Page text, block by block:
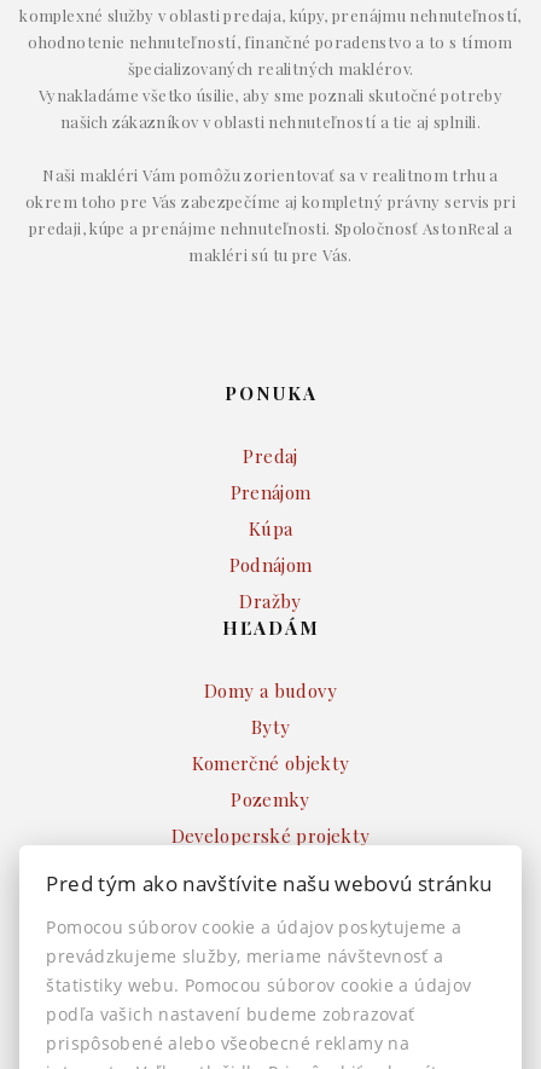
komplexné služby v oblasti predaja, kúpy, prenájmu nehnuteľností,
ohodnotenie nehnuteľností, finančné poradenstvo a to s tímom
špecializovaných realitných maklérov.
Vynakladáme všetko úsilie, aby sme poznali skutočné potreby
našich zákazníkov v oblasti nehnuteľností a tie aj splnili.
Naši makléri Vám pomôžu zorientovať sa v realitnom trhu a
okrem toho pre Vás zabezpečíme aj kompletný právny servis pri
predaji, kúpe a prenájme nehnuteľnosti. Spoločnosť AstonReal a
makléri sú tu pre Vás.
PONUKA
Predaj
Prenájom
Kúpa
Podnájom
Dražby
HĽADÁM
Domy a budovy
Byty
Komerčné objekty
Pozemky
Developerské projekty
Ostatné
INFO
Makléri
Napíšte nám
Kontakt
Pred tým ako navštívite našu webovú stránku
Pomocou súborov cookie a údajov poskytujeme a
prevádzkujeme služby, meriame návštevnosť a
štatistiky webu. Pomocou súborov cookie a údajov
podľa vašich nastavení budeme zobrazovať
prispôsobené alebo všeobecné reklamy na